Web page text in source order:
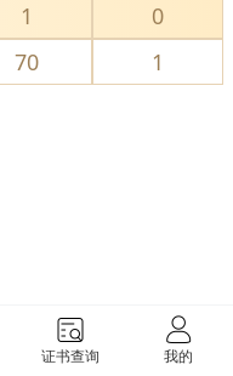
1
0
70 1
证书查询 我的